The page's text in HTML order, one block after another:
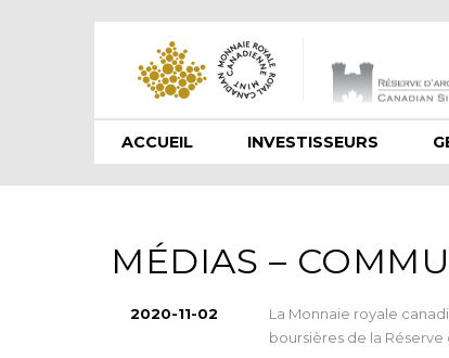
ACCUEIL INVESTISSEURS
MÉDIAS –
2020-11-02
La Monnaie royale
boursières de la